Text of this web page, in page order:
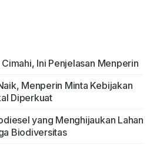
Ini Penjelasan Menperin
Menperin Minta Kebijakan
Diperkuat
yang Menghijaukan Lahan
Biodiversitas